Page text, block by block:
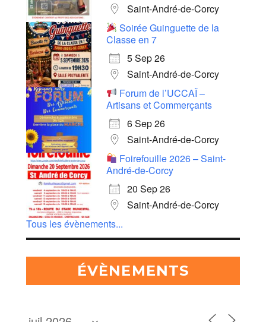
Saint-André-de-Corcy
Soirée Guinguette de la
Classe en 7
5 Sep 26
Saint-André-de-Corcy
Forum de l’UCCAÏ –
Artisans et Commerçants
6 Sep 26
Saint-André-de-Corcy
Foirefouille 2026 – Saint-
André-de-Corcy
20 Sep 26
Saint-André-de-Corcy
Tous les évènements...
ÉVÈNEMENTS